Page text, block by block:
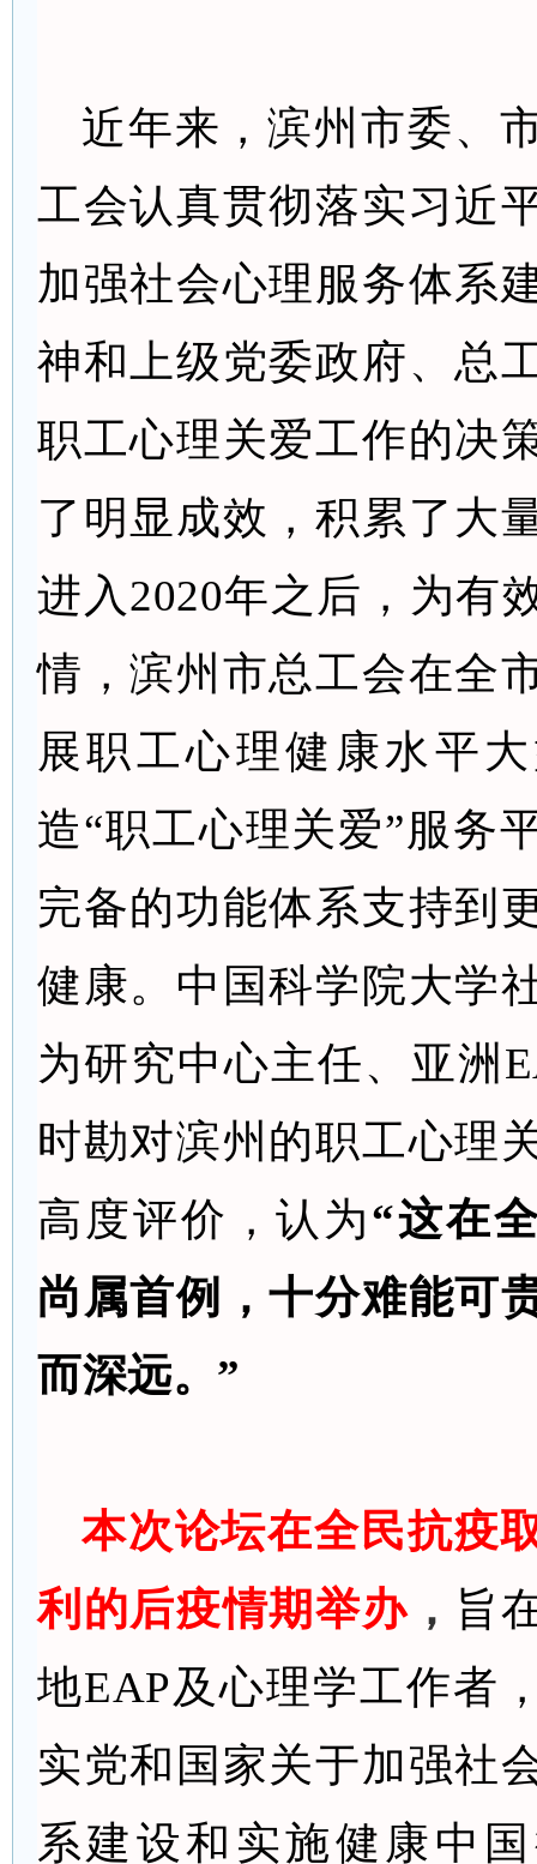
近年来，滨州市委、
工会认真贯彻落实习近
加强社会心理服务体系
神和上级党委政府、总
职工心理关爱工作的决
了明显成效，积累了大
进入 2020年之后，为有
情，滨州市总工会在全
展职工心理健康水平
造“职工心理关爱”服务
完备的功能体系支持到
健康。中国科学院大学
为研究中心主任、亚洲
时勘对滨州的职工心理
高度评价，认为“这在
尚属首例，十分难能可
而深远。”
本次论坛在全民抗疫
利的后疫情期举办， 旨
地EAP及心理学工作者
实党和国家关于加强社
系建设和实施健康中